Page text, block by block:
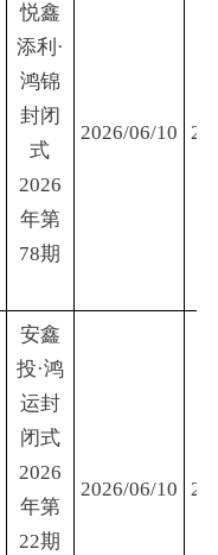
悦鑫
添利·
鸿锦
封闭
式
2026
年第
78期
2026/06/10
安鑫
投·鸿
运封
闭式
2026
年第
22期
2026/06/10